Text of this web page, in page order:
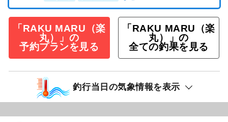
「RAKU MARU（楽
丸）」の
予約プランを見る
「RAKU MARU（楽
丸）」の
全ての釣果を見る
釣行当日の気象情報を表示